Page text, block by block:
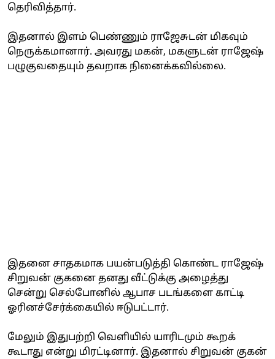
தெரிவித்தார்.
இதனால் இளம் பெண்ணும் ராஜேசுடன் மிகவும்
நெருக்கமானார். அவரது மகன், மகளுடன் ராஜேஷ்
பழுகுவதையும் தவறாக நினைக்கவில்லை.
இதனை சாதகமாக பயன்படுத்தி கொண்ட ராஜேஷ்
சிறுவன் குகனை தனது வீட்டுக்கு அழைத்து
சென்று செல்போனில் ஆபாச படங்களை காட்டி
ஓரினச்சேர்க்கையில் ஈடுபட்டார்.
மேலும் இதுபற்றி வெளியில் யாரிடமும் கூறக்
கூடாது என்று மிரட்டினார். இதனால் சிறுவன் குகன்